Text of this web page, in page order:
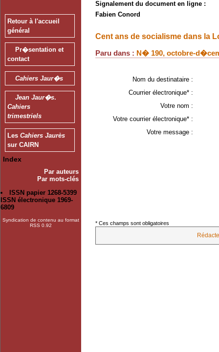
Retour à l'accueil
général
Pr�sentation et
contact
Cahiers Jaur�s
Jean Jaur�s.
Cahiers
trimestriels
Les Cahiers Jaurès
sur CAIRN
Index
Par auteurs
Par mots-clés
ISSN papier 1268-5399
ISSN électronique 1969-
6809
Syndication de contenu au format
RSS 0.92
Signalement du document en ligne :
Fabien Conord
Cent ans de socialisme dans la
Paru dans : N� 190, octobre-
Nom du destinataire :
Courrier électronique* :
Votre nom :
Votre courrier électronique* :
Votre message :
* Ces champs sont obligatoires